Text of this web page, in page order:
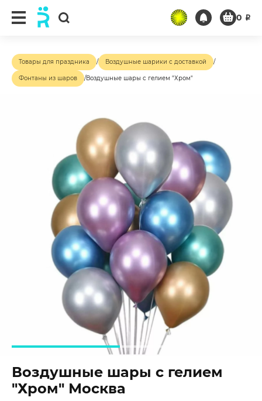
0 ₽
Товары для праздника / Воздушные шарики с доставкой /
Фонтаны из шаров /Воздушные шары с гелием "Хром"
Воздушные шары с гелием
"Хром" Москва